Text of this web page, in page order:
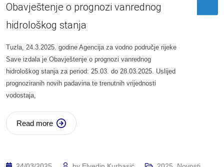
Obavještenje o prognozi vanrednog
hidrološkog stanja
Tuzla, 24.3.2025. godine Agencija za vodno područje rijeke
Save izdala je Obavještenje o prognozi vanrednog
hidrološkog stanja za period: 25.03. do 28.03.2025. Uslijed
prognoziranih novih padavina te trenutnih vrijednosti
vodostaja,
Read more